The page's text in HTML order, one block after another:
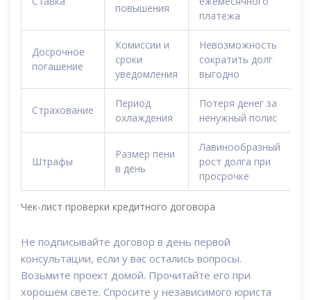
Чек-лист проверки кредитного договора
повышения
платежа
Досрочное
погашение
Комиссии и
сроки
уведомления
Невозможность
сократить долг
выгодно
Страхование
Период
охлаждения
Потеря денег за
ненужный полис
Штрафы
Размер пени
в день
Лавинообразный
рост долга при
просрочке
Не подписывайте договор в день первой
консультации, если у вас остались вопросы.
Возьмите проект домой. Прочитайте его при
хорошем свете. Спросите у независимого юриста